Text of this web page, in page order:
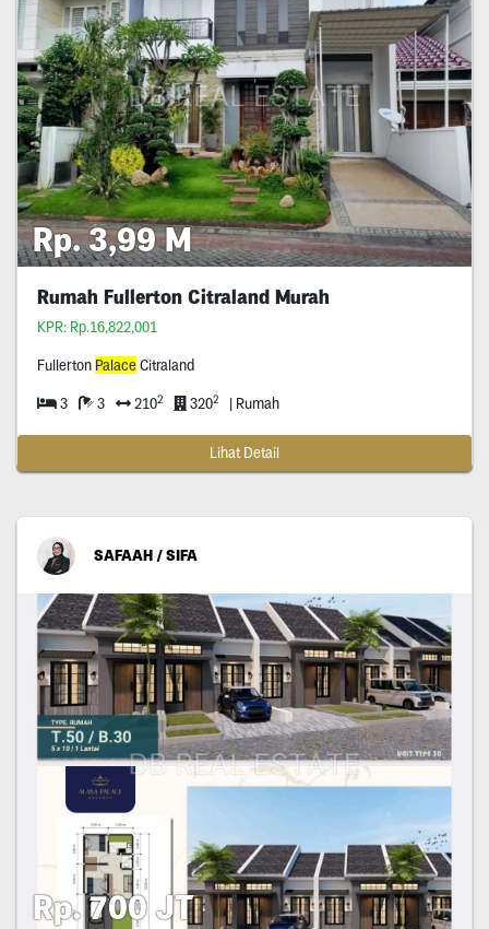
Rp. 3,99 M
Rumah Fullerton Citraland Murah
KPR: Rp.16,822,001
Fullerton PalaceCitraland
3 3 2102 3202 | Rumah
Lihat Detail
SAFAAH / SIFA
Rp. 700 JT